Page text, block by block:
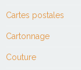
Cartes postales
Cartonnage
Couture